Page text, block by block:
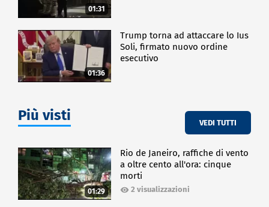
01:31
01:36
Trump torna ad attaccare lo Ius
Soli, firmato nuovo ordine
esecutivo
Più visti VEDI TUTTI
01:29
Rio de Janeiro, raffiche di vento
a oltre cento all'ora: cinque
morti
2 visualizzazioni